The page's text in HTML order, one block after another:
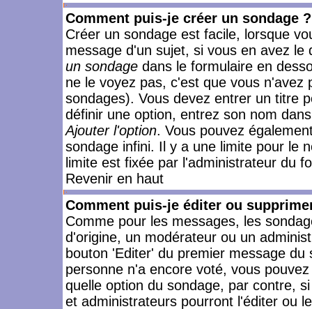
Comment puis-je créer un sondage ?
Créer un sondage est facile, lorsque
message d'un sujet, si vous en avez
un sondage dans le formulaire en
ne le voyez pas, c'est que vous
sondages). Vous devez entrer un titre
définir une option, entrez son nom
Ajouter l'option. Vous pouvez
sondage infini. Il y a une limite pour le
limite est fixée par l'administrateur du
Revenir en haut
Comment puis-je éditer ou
Comme pour les messages, les
d'origine, un modérateur ou un
bouton 'Editer' du premier message
personne n'a encore voté, vous
quelle option du sondage, par contre,
et administrateurs pourront l'éditer ou